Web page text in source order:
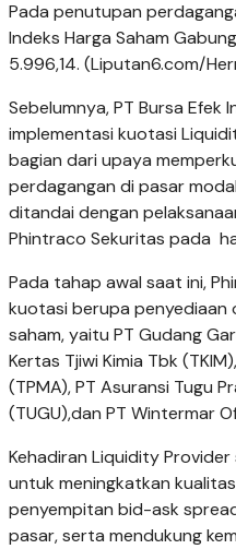
Pada penutupan
Indeks Harga Saham
5.996,14. (Liputan6.com/
Sebelumnya, PT Bursa Efek
implementasi kuotasi
bagian dari upaya
perdagangan di pasar
ditandai dengan
Phintraco Sekuritas pada
Pada tahap awal saat ini,
kuotasi berupa penyediaan
saham, yaitu PT Gudang
Kertas Tjiwi Kimia Tbk
(TPMA), PT Asuransi Tugu
(TUGU),dan PT Wintermar
Kehadiran Liquidity
untuk meningkatkan
penyempitan bid-ask
pasar, serta mendukung